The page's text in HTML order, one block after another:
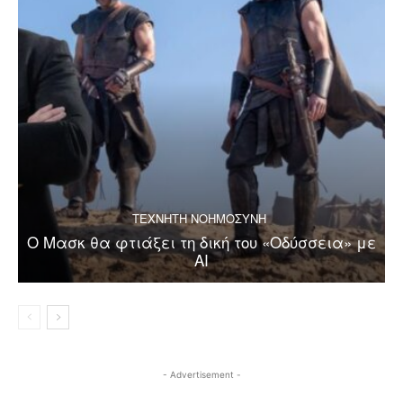
ΤΕΧΝΗΤΗ ΝΟΗΜΟΣΥΝΗ
Ο Μασκ θα φτιάξει τη δική του «Οδύσσεια» με
AI
- Advertisement -